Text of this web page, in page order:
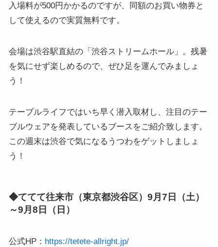
入場料が500円かかるのですが、同額のお買い物券と
して使えるので実質無料です。
会場は渋谷駅直結の「渋谷ストリームホール」。残暑
を気にせず楽しめるので、ぜひ足を運んでみましょ
う！
テーブルライフではいち早く潜入取材し、注目のテー
ブルウェアを発表しているブースをご紹介致します。
この週末は渋谷で気になるうつわをゲットしましょ
う！
◆ててて往来市（東京都渋谷区）9月7日（土）
～9月8日（日）
公式HP： https://tetete-allright.jp/